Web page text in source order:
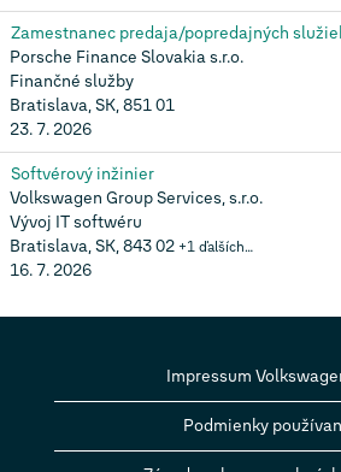
Zamestnanec predaja/popredajných
Porsche Finance Slovakia s.r.o.
Finančné služby
Bratislava, SK, 851 01
23. 7. 2026
Softvérový inžinier
Volkswagen Group Services, s.r.o.
Vývoj IT softwéru
Bratislava, SK, 843 02 +1 ďalších…
16. 7. 2026
Impressum
Podmienky